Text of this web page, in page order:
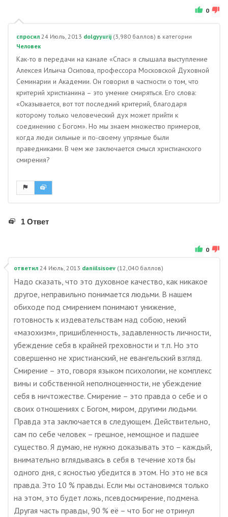
0
спросил 24 Июль, 2013 dolgyyurij (3,980 баллов) в категории
Человек
Как-то в передачи на канале «Спас» я слышала выступление
Алексея Ильича Осипова, профессора Московской Духовной
Семинарии и Академии. Он говорил в частности о том, что
критерий христианина – это умение смиряться. Его слова:
«Оказывается, вот тот последний критерий, благодаря
которому только человеческий дух может прийти к
соединению с Богом». Но мы знаем множество примеров,
когда люди сильные и по-своему упрямые были
праведниками. В чем же заключается смысл христианского
смирения?
1 Ответ
0
ответил 24 Июль, 2013 daniilsisoev (12,040 баллов)
Надо сказать, что это духовное качество, как никакое
другое, неправильно понимается людьми. В нашем
обиходе под смирением понимают унижение,
готовность к издевательствам над собою, некий
«мазохизм», пришибленность, задавленность личности,
убеждение себя в крайней греховности и т.п. Но это
совершенно не христианский, не евангельский взгляд.
Смирение – это, говоря языком психологии, не комплекс
вины и собственной неполноценности, не убеждение
себя в ничтожестве. Смирение – это правда о себе и о
своих отношениях с Богом, миром, другими людьми.
Правда эта заключается в следующем. Действительно,
сам по себе человек – грешное, немощное и падшее
существо. Я думаю, не нужно доказывать это – каждый,
внимательно вглядываясь в себя в течение хотя бы
одного дня, с ясностью убедится в этом. Но это не вся
правда. Это 10 % правды. Если мы остановимся только
на этом, это будет ложь, псевдосмирение, подмена.
Другая часть правды, 90 % её – что Бог не отринул